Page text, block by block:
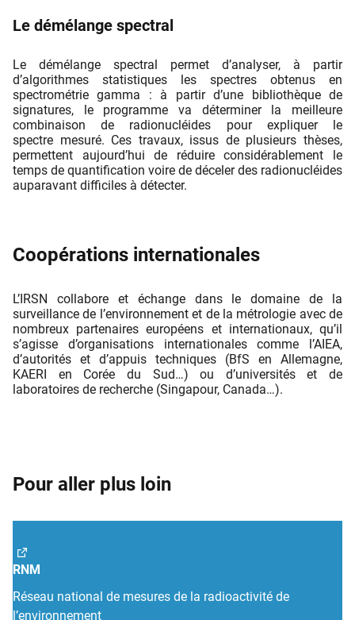
Le démélange spectral
Le démélange spectral permet d’analyser, à partir
d’algorithmes statistiques les spectres obtenus en
spectrométrie gamma : à partir d’une bibliothèque de
signatures, le programme va déterminer la meilleure
combinaison de radionucléides pour expliquer le
spectre mesuré. Ces travaux, issus de plusieurs thèses,
permettent aujourd’hui de réduire considérablement le
temps de quantiﬁcation voire de déceler des radionucléides
auparavant diﬃciles à détecter.
Coopérations internationales
L’IRSN collabore et échange dans le domaine de la
surveillance de l’environnement et de la métrologie avec de
nombreux partenaires européens et internationaux, qu’il
s’agisse d’organisations internationales comme l’AIEA,
d’autorités et d’appuis techniques (BfS en Allemagne,
KAERI en Corée du Sud…) ou d’universités et de
laboratoires de recherche (Singapour, Canada…).
Pour aller plus loin
RNM
Réseau national de mesures de la radioactivité de
l’environnement